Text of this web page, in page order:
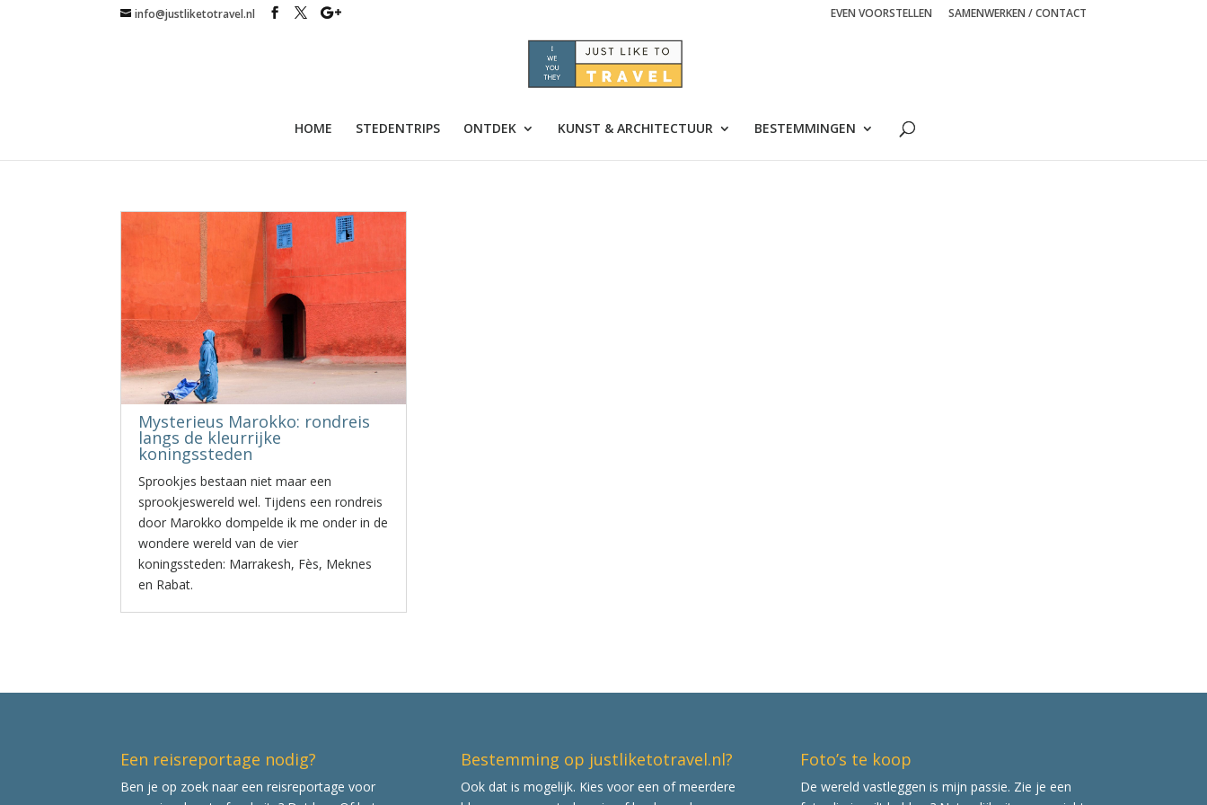
info@justliketotravel.nl EVEN VOORSTELLEN SAMENWERKEN / CONTACT
HOME STEDENTRIPS ONTDEK KUNST & ARCHITECTUUR BESTEMMINGEN
Mysterieus Marokko: rondreis
langs de kleurrijke
koningssteden
Sprookjes bestaan niet maar een
sprookjeswereld wel. Tijdens een rondreis
door Marokko dompelde ik me onder in de
wondere wereld van de vier
koningssteden: Marrakesh, Fès, Meknes
en Rabat.
Een reisreportage nodig?
Ben je op zoek naar een reisreportage voor
Bestemming op justliketotravel.nl?
Ook dat is mogelijk. Kies voor een of meerdere
Foto’s te koop
De wereld vastleggen is mijn passie. Zie je een